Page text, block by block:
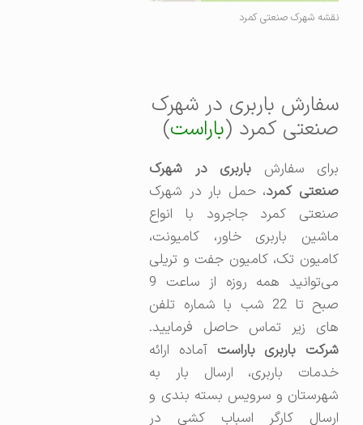
نقشه شهرک صنعتی کمرد
سفارش باربری در شهرک
صنعتی کمرد (باراست)
برای سفارشباربری در شهرک
صنعتی کمرد، حمل بار در شهرک
صنعتی کمرد جاجرود با انواع
ماشین باربری خاور، کامیونت،
کامیون تک، کامیون جفت و تریلی
می‌توانید همه روزه از ساعت 9
صبح تا 22 شب با شماره تلفن
های زیر تماس حاصل فرمایید.
شرکت باربری باراستآماده ارائه
خدمات باربری، ارسال بار به
شهرستان و سرویس بسته بندی و
ارسال کارگر اسباب کشی در